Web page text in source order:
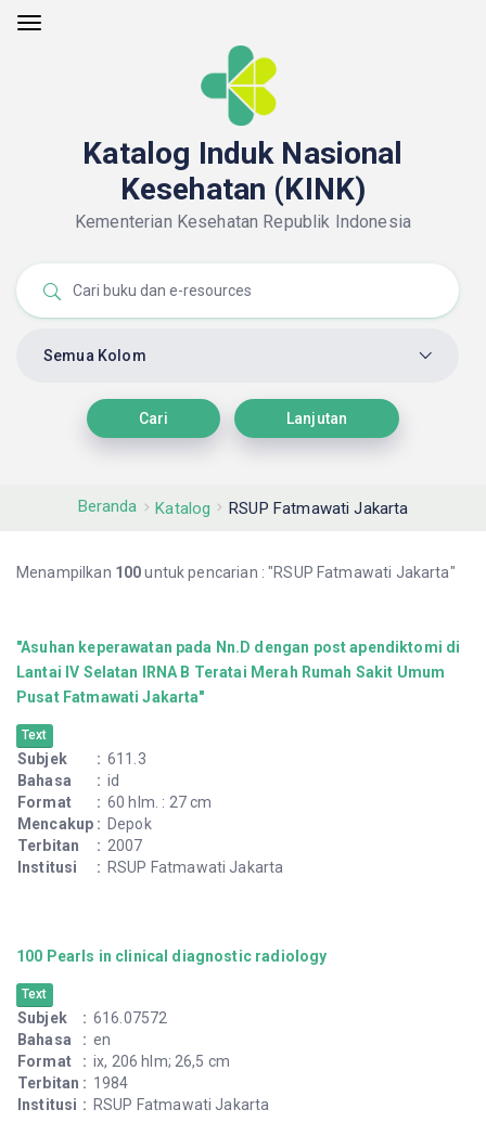
Katalog Induk Nasional
Kesehatan (KINK)
Kementerian Kesehatan Republik Indonesia
Semua Kolom
Cari Lanjutan
Beranda Katalog RSUP Fatmawati Jakarta
Menampilkan 100untuk pencarian : "RSUP Fatmawati Jakarta"
"Asuhan keperawatan pada Nn.D dengan post apendiktomi di
Lantai IV Selatan IRNA B Teratai Merah Rumah Sakit Umum
Pusat Fatmawati Jakarta"
Text
Subjek : 611.3
Bahasa
: id
Format
: 60 hlm. : 27 cm
Mencakup : Depok
Terbitan
: 2007
Institusi
: RSUP Fatmawati Jakarta
100 Pearls in clinical diagnostic radiology
Text
Subjek : 616.07572
Bahasa
: en
Format
: ix, 206 hlm; 26,5 cm
Terbitan : 1984
Institusi : RSUP Fatmawati Jakarta